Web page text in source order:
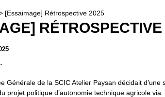
[Essaimage] Rétrospective 2025
Générale de la SCIC Atelier Paysan décidait d’une
projet politique d’autonomie technique agricole via